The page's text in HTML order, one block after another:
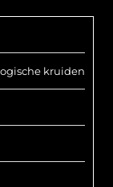
kruiden